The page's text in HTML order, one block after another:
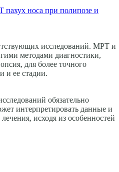
носа при полипозе и
исследований. МРТ и
методами диагностики,
для более точного
и ее стадии.
обязательно
интерпретировать данные и
исходя из особенностей